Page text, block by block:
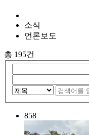
소식
언론보도
총 195건
858